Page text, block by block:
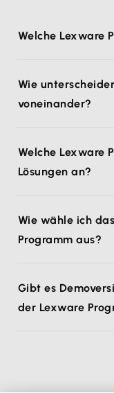
Welche Lexware
Wie
voneinander?
Welche Lexware
Lösungen an?
Wie wähle ich
Programm aus?
Gibt es
der Lexware